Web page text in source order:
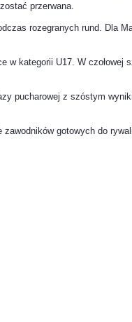
przerwana.
rozegranych rund. Dla
kategorii U17. W czołowej
pucharowej z szóstym
gotowych do